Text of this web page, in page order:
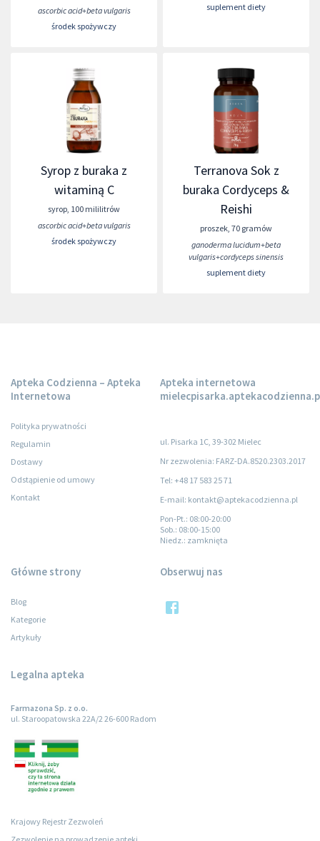
ascorbic acid+beta vulgaris
środek spożywczy
suplement diety
Syrop z buraka z
witaminą C
syrop 100 mililitrów
ascorbic acid+beta vulgaris
środek spożywczy
Terranova Sok z
buraka Cordyceps &
Reishi
proszek 70 gramów
ganoderma lucidum+beta
vulgaris+cordyceps sinensis
suplement diety
Apteka Codzienna – Apteka
Internetowa
Polityka prywatności
Regulamin
Dostawy
Odstąpienie od umowy
Kontakt
Apteka internetowa
ul. Pisarka 1C, 39-302 Mielec
Nr zezwolenia: FARZ-DA.8520.2303.2017
Tel: +48 17 583 25 71
E-mail: kontakt@aptekacodzienna.pl
Pon-Pt.: 08:00-20:00
Sob.: 08:00-15:00
Niedz.: zamknięta
Główne strony
Blog
Kategorie
Artykuły
Legalna apteka
Farmazona Sp. z o.o.
ul. Staroopatowska 22A/2 26-600 Radom
Krajowy Rejestr Zezwoleń
Obserwuj nas